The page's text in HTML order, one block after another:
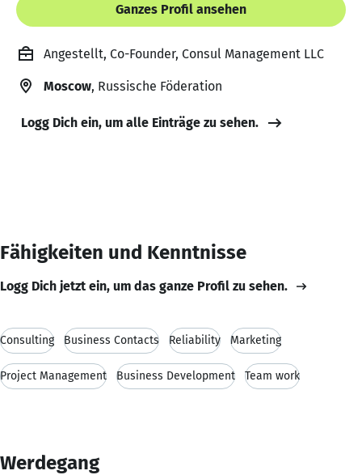
Ganzes Profil ansehen
Angestellt, Co-Founder, Consul Management LLC
Moscow, Russische Föderation
Logg Dich ein, um alle Einträge zu sehen.
Fähigkeiten und Kenntnisse
Logg Dich jetzt ein, um das ganze Profil zu sehen.
Consulting Business Contacts Reliability Marketing
Project Management Business Development Team work
Werdegang